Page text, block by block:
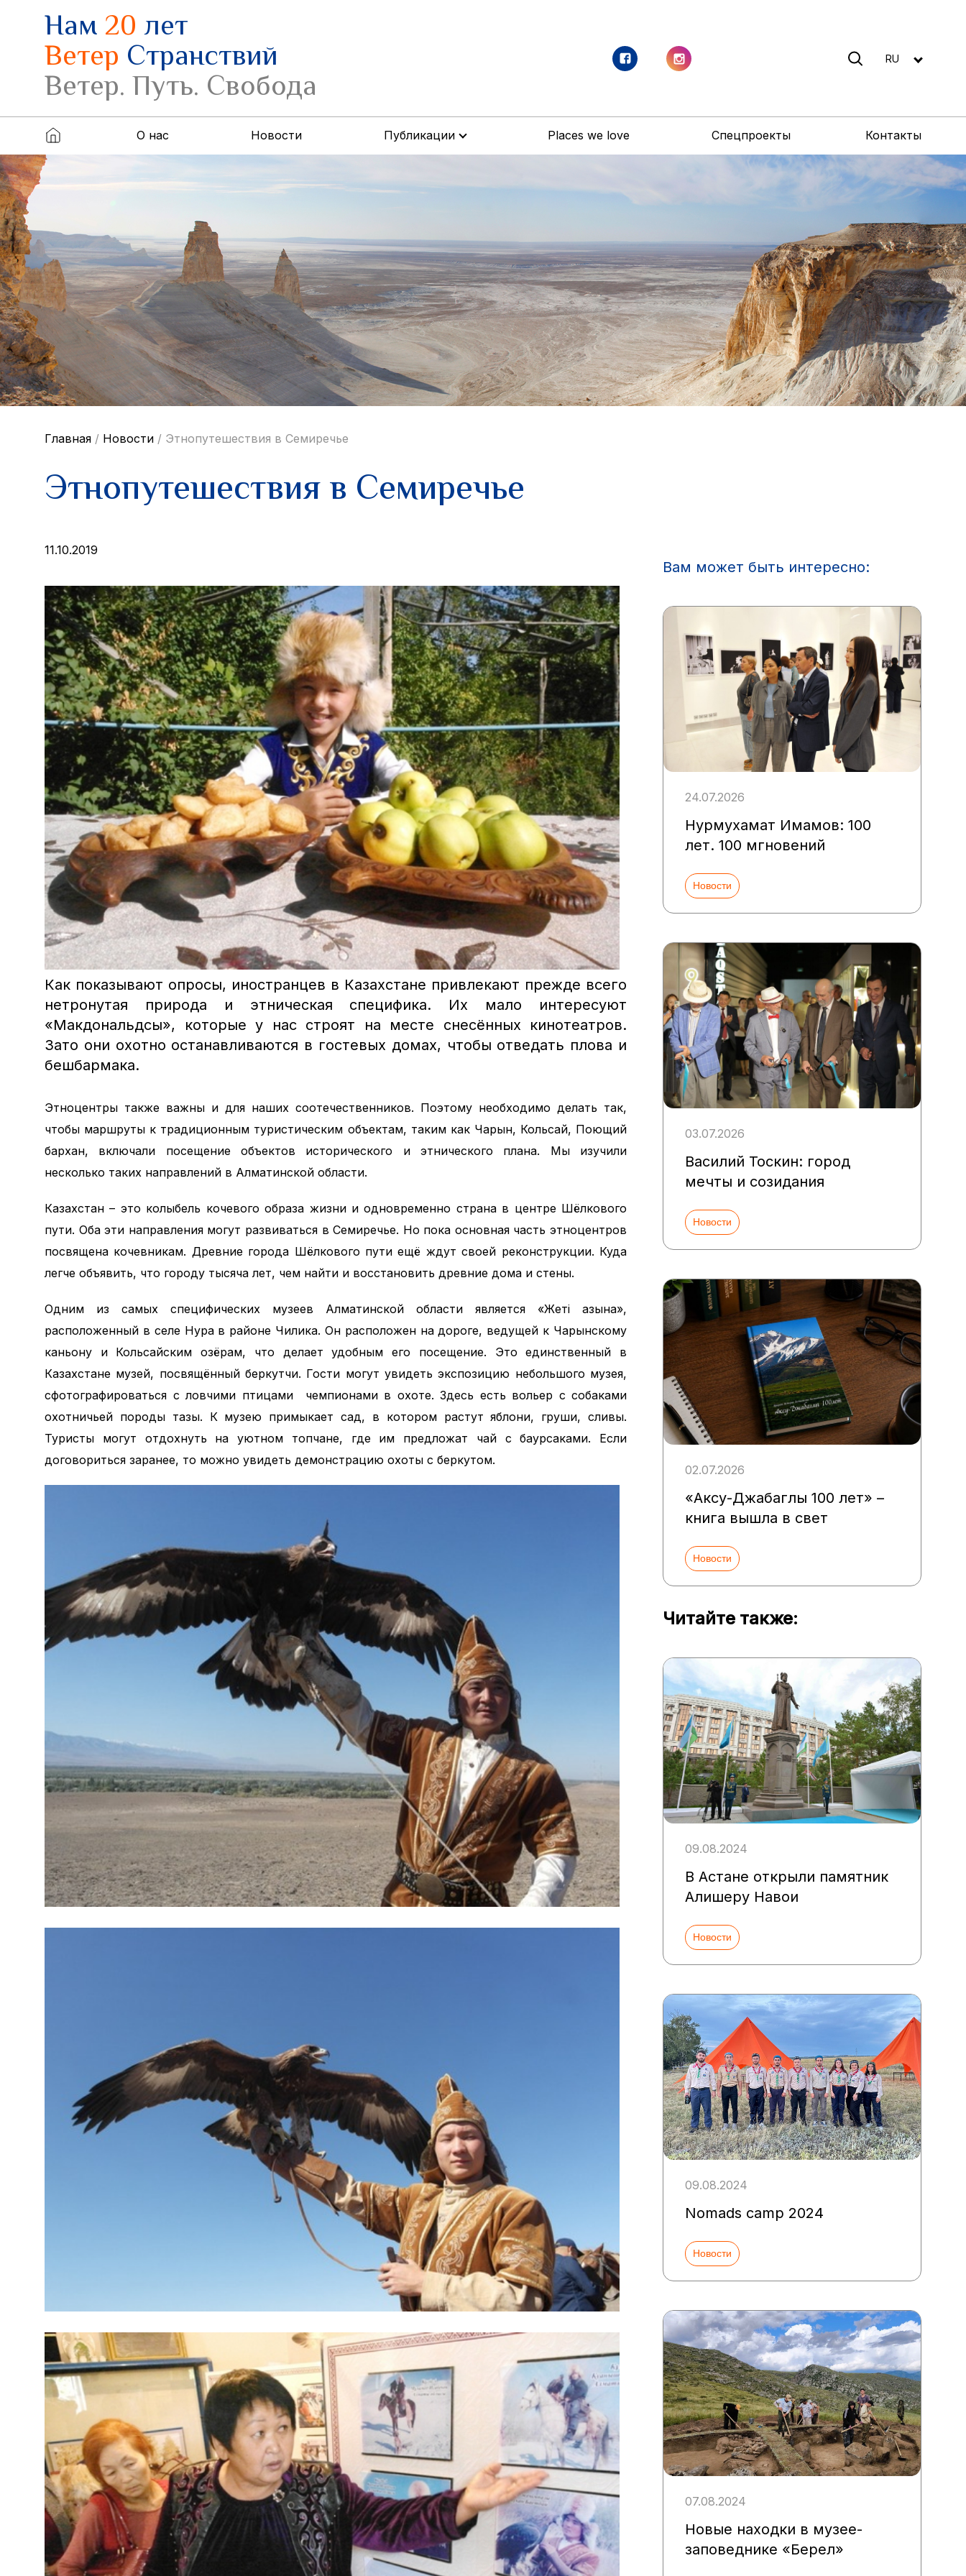
Нам20лет
Ветер Странствий
Ветер. Путь. Свобода
RU
О нас Новости Публикации Places we love Спецпроекты Контакты
Главная / Новости / Этнопутешествия в Семиречье
Этнопутешествия в Семиречье
11.10.2019
Как показывают опросы, иностранцев в Казахстане привлекают прежде всего
нетронутая природа и этническая специфика. Их мало интересуют
«Макдональдсы», которые у нас строят на месте снесённых кинотеатров.
Зато они охотно останавливаются в гостевых домах, чтобы отведать плова и
бешбармака.
Этноцентры также важны и для наших соотечественников. Поэтому необходимо делать так,
чтобы маршруты к традиционным туристическим объектам, таким как Чарын, Кольсай, Поющий
бархан, включали посещение объектов исторического и этнического плана. Мы изучили
несколько таких направлений в Алматинской области.
Казахстан – это колыбель кочевого образа жизни и одновременно страна в центре Шёлкового
пути. Оба эти направления могут развиваться в Семиречье. Но пока основная часть этноцентров
посвящена кочевникам. Древние города Шёлкового пути ещё ждут своей реконструкции. Куда
легче объявить, что городу тысяча лет, чем найти и восстановить древние дома и стены.
Одним из самых специфических музеев Алматинской области является «Жеті Қазына»,
расположенный в селе Нура в районе Чилика. Он расположен на дороге, ведущей к Чарынскому
каньону и Кольсайским озёрам, что делает удобным его посещение. Это единственный в
Казахстане музей, посвящённый беркутчи. Гости могут увидеть экспозицию небольшого музея,
сфотографироваться с ловчими птицами чемпионами в охоте. Здесь есть вольер с собаками
охотничьей породы тазы. К музею примыкает сад, в котором растут яблони, груши, сливы.
Туристы могут отдохнуть на уютном топчане, где им предложат чай с баурсаками. Если
договориться заранее, то можно увидеть демонстрацию охоты с беркутом.
Вам может быть интересно:
24.07.2026
Нурмухамат Имамов: 100
лет. 100 мгновений
Новости
03.07.2026
Василий Тоскин: город
мечты и созидания
Новости
02.07.2026
«Аксу-Джабаглы 100 лет» –
книга вышла в свет
Новости
Читайте также:
09.08.2024
В Астане открыли памятник
Алишеру Навои
Новости
09.08.2024
Nomads camp 2024
Новости
07.08.2024
Новые находки в музее-
заповеднике «Берел»